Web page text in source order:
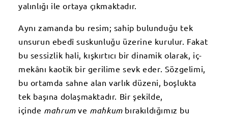
yalınlığı ile ortaya çıkmaktadır.
Aynı zamanda bu resim; sahip bulunduğu tek
unsurun ebedî suskunluğu üzerine kurulur. Fakat
bu sessizlik hali, kışkırtıcı bir dinamik olarak, iç-
mekânı kaotik bir gerilime sevk eder. Sözgelimi,
bu ortamda sahne alan varlık düzeni, boşlukta
tek başına dolaşmaktadır. Bir şekilde,
içinde mahrumve mahkumbırakıldığımız bu